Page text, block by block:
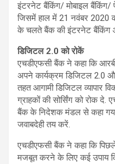
इंटरनेट बैंकिंग/ मोबाइल बैंकिंग/
जिसमें हाल में 21 नवंबर 2020
के चलते बैंक की इंटरनेट बैंकिंग
डिजिटल 2.0 को रोकें
एचडीएफसी बैंक ने कहा कि
अपने कार्यक्रम डिजिटल 2.0
तहत आगामी डिजिटल व्यापार
ग्राहकों की सोर्सिंग को रोक
बैंक के निदेशक मंडल से कहा
जवाबदेही तय करें.
एचडीएफसी बैंक ने कहा कि
मजबूत करने के लिए कई उपाय